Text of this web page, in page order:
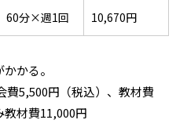
60分×週1回 10,670円
かる。
費5,500円（税込）、教材費
材費11,000円